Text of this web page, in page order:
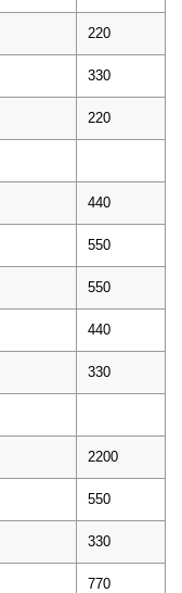
220
330
220
440
550
550
440
330
2200
550
330
770